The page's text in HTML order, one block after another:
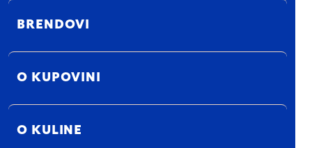
BRENDOVI
O KUPOVINI
O KULINE